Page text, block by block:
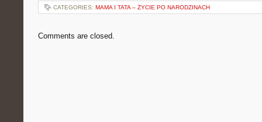
CATEGORIES: MAMA I TATA – ŻYCIE PO NARODZINACH
Comments are closed.